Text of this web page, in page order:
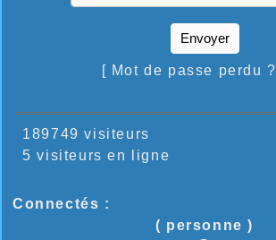
Envoyer
[ Mot de passe perdu ?
189749 visiteurs
5 visiteurs en ligne
Connectés :
( personne )